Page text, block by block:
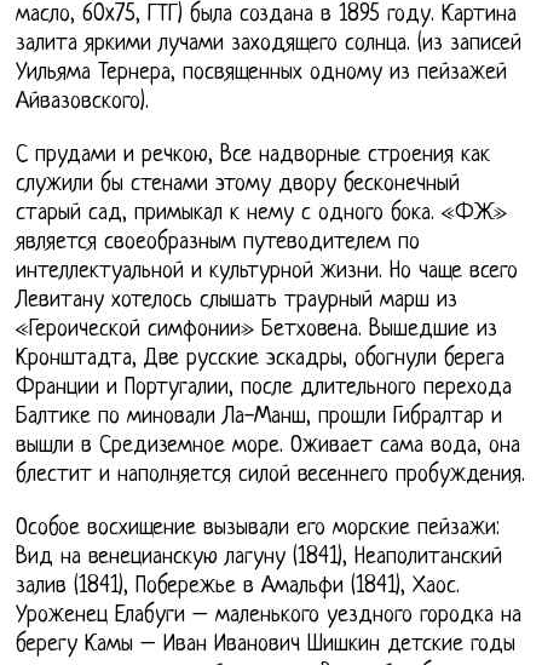
масло, 60x75, ГТГ) была создана в 1895 году. Картина
залита яркими лучами заходящего солнца. (из записей
Уильяма Тернера, посвященных одному из пейзажей
Айвазовского).
С прудами и речкою, Все надворные строения как
служили бы стенами этому двору бесконечный
старый сад, примыкал к нему с одного бока. «ФЖ»
является своеобразным путеводителем по
интеллектуальной и культурной жизни. Но чаще всего
Левитану хотелось слышать траурный марш из
«Героической симфонии» Бетховена. Вышедшие из
Кронштадта, Две русские эскадры, обогнули берега
Франции и Португалии, после длительного перехода
Балтике по миновали Ла-Манш, прошли Гибралтар и
вышли в Средиземное море. Оживает сама вода, она
блестит и наполняется силой весеннего пробуждения.
Особое восхищение вызывали его морские пейзажи:
Вид на венецианскую лагуну (1841), Неаполитанский
залив (1841), Побережье в Амальфи (1841), Хаос.
Уроженец Елабуги – маленького уездного городка на
берегу Камы – Иван Иванович Шишкин детские годы